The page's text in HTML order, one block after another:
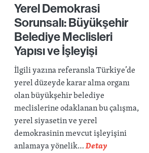
Yerel Demokrasi
Sorunsalı: Büyükşehir
Belediye Meclisleri
Yapısı ve İşleyişi
İlgili yazına referansla Türkiye’de
yerel düzeyde karar alma organı
olan büyükşehir belediye
meclislerine odaklanan bu çalışma,
yerel siyasetin ve yerel
demokrasinin mevcut işleyişini
anlamaya yönelik…Detay